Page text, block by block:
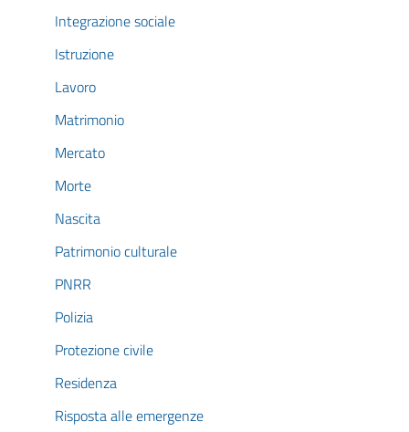
Integrazione sociale
Istruzione
Lavoro
Matrimonio
Mercato
Morte
Nascita
Patrimonio culturale
PNRR
Polizia
Protezione civile
Residenza
Risposta alle emergenze